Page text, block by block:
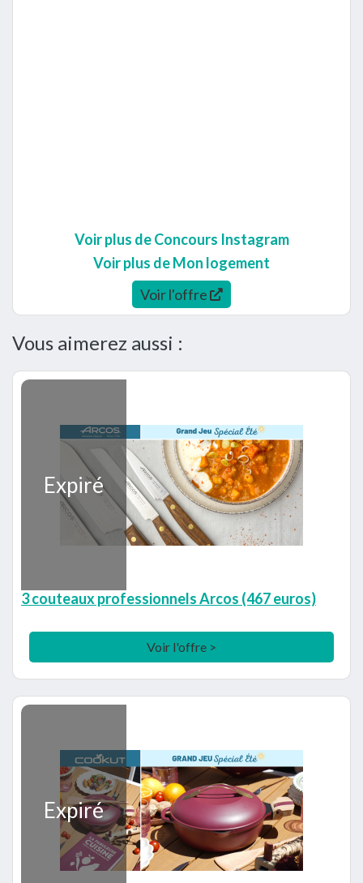
Voir plus de Concours Instagram
Voir plus de Mon logement
Voir l'offre
Vous aimerez aussi :
Expiré
3 couteaux professionnels Arcos (467 euros)
Voir l'offre >
Expiré